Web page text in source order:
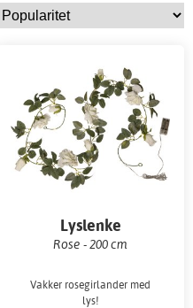
Lyslenke
Rose - 200 cm
Vakker rosegirlander med
lys!